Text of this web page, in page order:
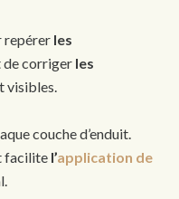
repérer les
de corriger les
visibles.
couche d’enduit.
facilite l’application de